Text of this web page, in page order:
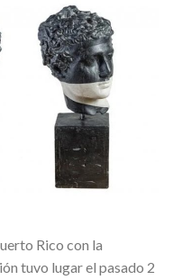
Rico con la
tuvo lugar el pasado 2